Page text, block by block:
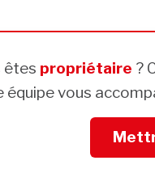
êtes propriétaire ?
équipe vous